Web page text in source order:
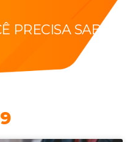
PRECISA SABER